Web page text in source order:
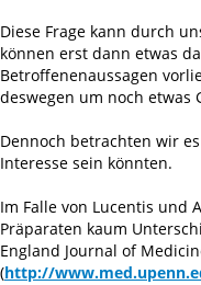
Diese Frage kann durch
können erst dann etwas
Betroffenenaussagen
deswegen um noch etwas
Dennoch betrachten wir
Interesse sein könnten.
Im Falle von Lucentis und
Präparaten kaum
England Journal of
(http://